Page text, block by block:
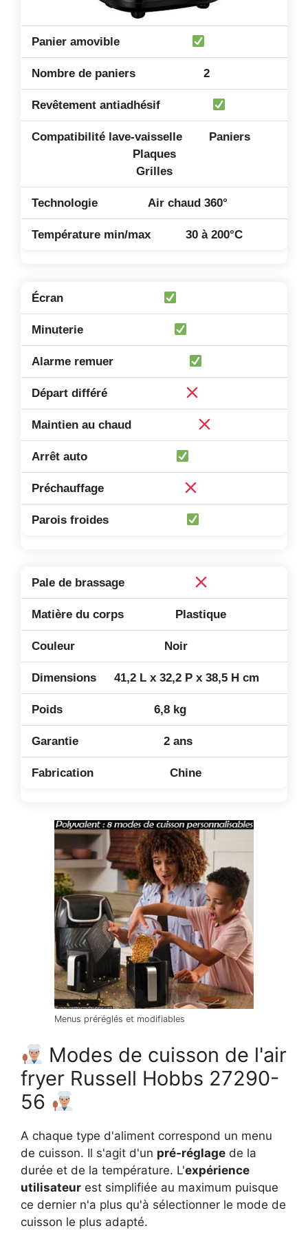
2
Paniers
Plaques
Grilles
Air chaud 360°
30 à 200°C
Plastique
Noir
41,2 L x 32,2 P x 38,5 H cm
6,8 kg
2 ans
Chine
Menus préréglés et modifiables
Modes de cuisson de l'air
fryer Russell Hobbs 27290-
56
A chaque type d'aliment correspond un menu
de cuisson. Il s'agit d'un pré-réglage de la
durée et de la température. L'expérience
utilisateur est simplifiée au maximum puisque
ce dernier n'a plus qu'à sélectionner le mode de
cuisson le plus adapté.